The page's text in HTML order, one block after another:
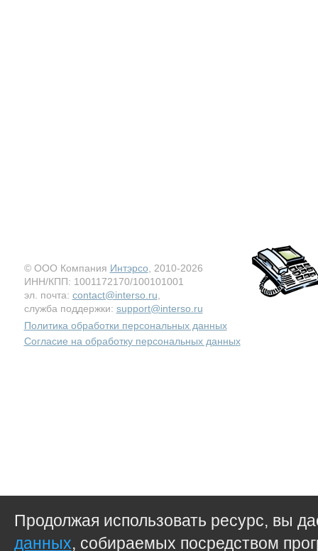
© ООО Компания Интэрсо , 2010-2026
ИНН/КПП: 1001172170/100101001
эл. почта: contact@interso.ru
служба поддержки: support@interso.ru
Политика обработки персональных данных
Согласие на обработку персональных данных
Продолжая использовать ресурс, вы
данных, собираемых посредством